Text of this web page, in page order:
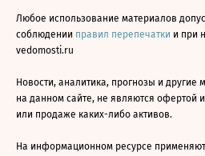
Любое использование материалов
соблюдении правил перепечатки и при
vedomosti.ru
Новости, аналитика, прогнозы и
на данном сайте, не являются офертой
или продаже каких-либо активов.
На информационном ресурсе